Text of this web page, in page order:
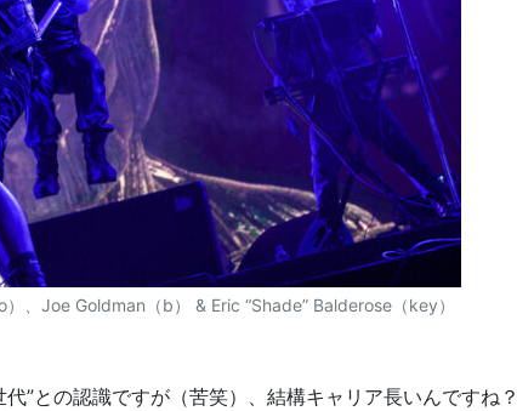
、Joe Goldman（b） & Eric “Shade” Balderose（key）
”との認識ですが（苦笑）、結構キャリア長いんですね